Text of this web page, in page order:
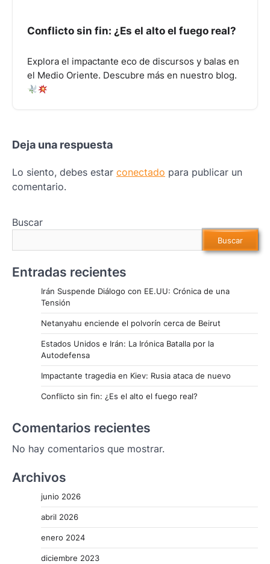
Conflicto sin fin: ¿Es el alto el fuego real?
Explora el impactante eco de discursos y balas en
el Medio Oriente. Descubre más en nuestro blog.
Deja una respuesta
Lo siento, debes estar conectado para publicar un
comentario.
Buscar
Buscar
Entradas recientes
Irán Suspende Diálogo con EE.UU: Crónica de una
Tensión
Netanyahu enciende el polvorín cerca de Beirut
Estados Unidos e Irán: La Irónica Batalla por la
Autodefensa
Impactante tragedia en Kiev: Rusia ataca de nuevo
Conflicto sin fin: ¿Es el alto el fuego real?
Comentarios recientes
No hay comentarios que mostrar.
Archivos
junio 2026
abril 2026
enero 2024
diciembre 2023